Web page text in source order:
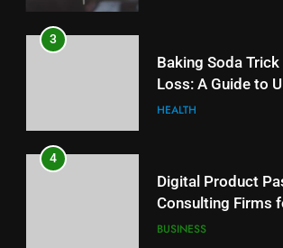
3
Baking Soda
Loss: A Guide to
Reliable Wellness
HEALTH
4
Digital Product
Consulting Firms
Battery Mandate
BUSINESS